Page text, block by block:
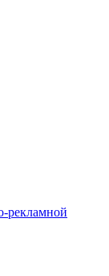
рекламной